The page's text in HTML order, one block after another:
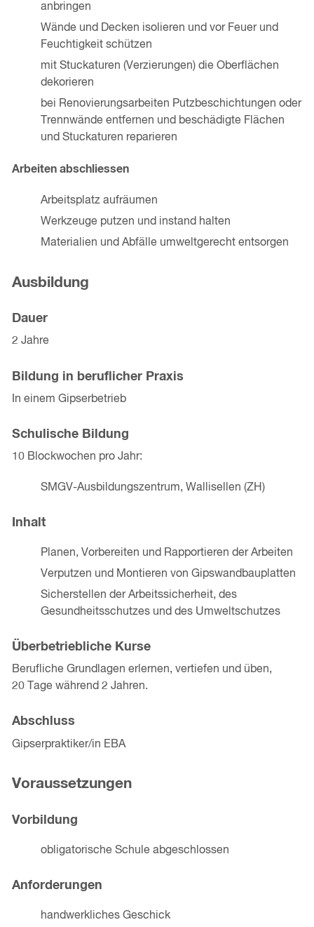
anbringen
Wände und Decken isolieren und vor Feuer und
Feuchtigkeit schützen
mit Stuckaturen (Verzierungen) die Oberflächen
dekorieren
bei Renovierungsarbeiten Putzbeschichtungen oder
Trennwände entfernen und beschädigte Flächen
und Stuckaturen reparieren
Arbeiten abschliessen
Arbeitsplatz aufräumen
Werkzeuge putzen und instand halten
Materialien und Abfälle umweltgerecht entsorgen
Ausbildung
Dauer
2 Jahre
Bildung in beruflicher Praxis
In einem Gipserbetrieb
Schulische Bildung
10 Blockwochen pro Jahr:
SMGV-Ausbildungszentrum, Wallisellen (ZH)
Inhalt
Planen, Vorbereiten und Rapportieren der Arbeiten
Verputzen und Montieren von Gipswandbauplatten
Sicherstellen der Arbeitssicherheit, des
Gesundheitsschutzes und des Umweltschutzes
Überbetriebliche Kurse
Berufliche Grundlagen erlernen, vertiefen und üben,
20 Tage während 2 Jahren.
Abschluss
Gipserpraktiker/in EBA
Voraussetzungen
Vorbildung
obligatorische Schule abgeschlossen
Anforderungen
handwerkliches Geschick